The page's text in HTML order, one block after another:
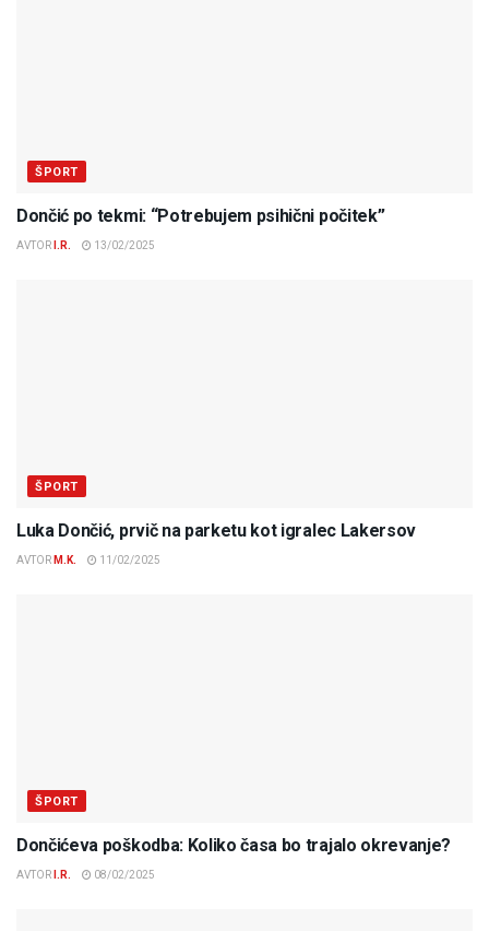
ŠPORT
Dončić po tekmi: “Potrebujem psihični počitek”
AVTOR I.R. 13/02/2025
ŠPORT
Luka Dončić, prvič na parketu kot igralec Lakersov
AVTOR M.K. 11/02/2025
ŠPORT
Dončićeva poškodba: Koliko časa bo trajalo okrevanje?
AVTOR I.R. 08/02/2025